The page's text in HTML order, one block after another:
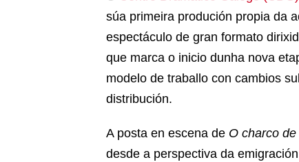
súa primeira produción propia da
espectáculo de gran formato
que marca o inicio dunha nova
modelo de traballo con cambios
distribución.
A posta en escena de O charco
desde a perspectiva da